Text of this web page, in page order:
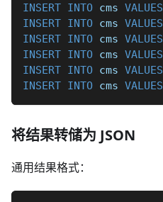
INSERT INTO cms VALUES
INSERT INTO cms VALUES
INSERT INTO cms VALUES
INSERT INTO cms VALUES
INSERT INTO cms VALUES
INSERT INTO cms VALUES
将结果转储为 JSON
通用结果格式：